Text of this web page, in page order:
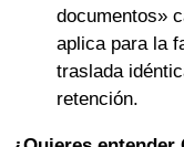
documentos»
aplica para la
traslada
retención.